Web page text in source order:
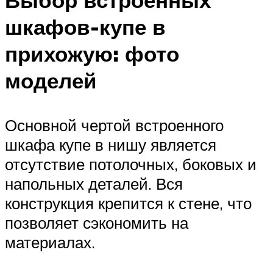
шкафов-купе в
прихожую: фото
моделей
Основной чертой встроенного
шкафа купе в нишу является
отсутствие потолочных, боковых и
напольных деталей. Вся
конструкция крепится к стене, что
позволяет сэкономить на
материалах.